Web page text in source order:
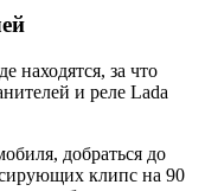
добраться до
клипс на 90